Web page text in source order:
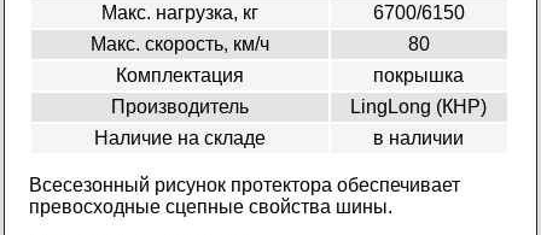
Макс. нагрузка, кг
6700/6150
Макс. скорость, км/ч
80
Комплектация
покрышка
Производитель
LingLong (КНР)
Наличие на складе
в наличии
Всесезонный рисунок протектора обеспечивает
превосходные сцепные свойства шины.